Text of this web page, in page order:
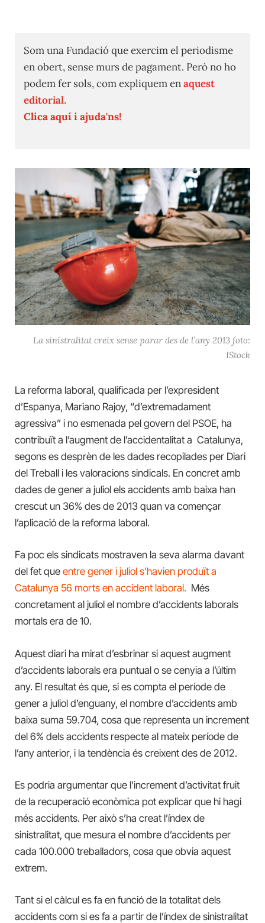
Som una Fundació que exercim el periodisme
en obert, sense murs de pagament. Però no ho
podem fer sols, com expliquem enaquest
editorial.
Clica aquí i ajuda'ns!
La sinistralitat creix sense parar des de l’any 2013 foto:
IStock
La reforma laboral, qualificada per l’expresident
d’Espanya, Mariano Rajoy, “d’extremadament
agressiva” i no esmenada pel govern del PSOE, ha
contribuït a l’augment de l’accidentalitat a Catalunya,
segons es desprèn de les dades recopilades per Diari
del Treball i les valoracions sindicals. En concret amb
dades de gener a juliol els accidents amb baixa han
crescut un 36% des de 2013 quan va començar
l’aplicació de la reforma laboral.
Fa poc els sindicats mostraven la seva alarma davant
del fet que entre gener i juliol s’havien produït a
Catalunya 56 morts en accident laboral. Més
concretament al juliol el nombre d’accidents laborals
mortals era de 10.
Aquest diari ha mirat d’esbrinar si aquest augment
d’accidents laborals era puntual o se cenyia a l’últim
any. El resultat és que, si es compta el període de
gener a juliol d’enguany, el nombre d’accidents amb
baixa suma 59.704, cosa que representa un increment
del 6% dels accidents respecte al mateix període de
l’any anterior, i la tendència és creixent des de 2012.
Es podria argumentar que l’increment d’activitat fruit
de la recuperació econòmica pot explicar que hi hagi
més accidents. Per això s’ha creat l’índex de
sinistralitat, que mesura el nombre d’accidents per
cada 100.000 treballadors, cosa que obvia aquest
extrem.
Tant si el càlcul es fa en funció de la totalitat dels
accidents com si es fa a partir de l’índex de sinistralitat